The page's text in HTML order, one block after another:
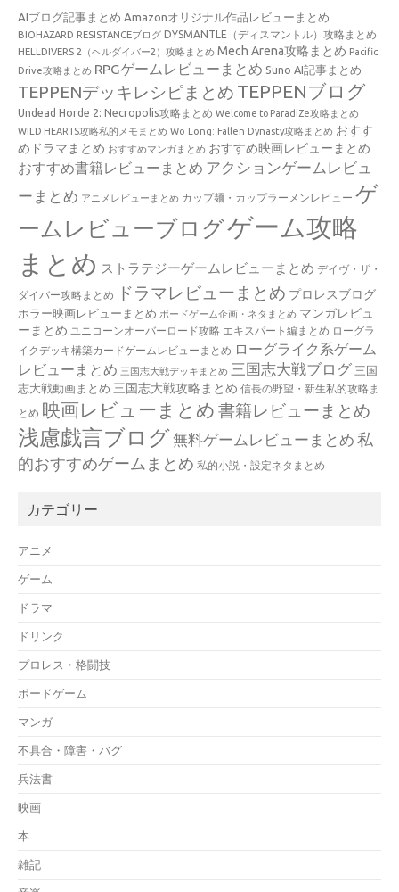
AIブログ記事まとめ Amazonオリジナル作品レビューまとめ
BIOHAZARD RESISTANCEブログ DYSMANTLE（ディスマントル）攻略まとめ
HELLDIVERS 2（ヘルダイバー2）攻略まとめ Mech Arena攻略まとめ Pacific
Drive攻略まとめ RPGゲームレビューまとめ Suno AI記事まとめ
TEPPENデッキレシピまとめ TEPPENブログ
Undead Horde 2: Necropolis攻略まとめ Welcome to ParadiZe攻略まとめ
WILD HEARTS攻略私的メモまとめ Wo Long: Fallen Dynasty攻略まとめ おすす
めドラマまとめ おすすめマンガまとめ おすすめ映画レビューまとめ
おすすめ書籍レビューまとめ アクションゲームレビュ
ーまとめ アニメレビューまとめ カップ麺・カップラーメンレビュー ゲ
ームレビューブログゲーム攻略
まとめ ストラテジーゲームレビューまとめ デイヴ・ザ・
ダイバー攻略まとめ ドラマレビューまとめ プロレスブログ
ホラー映画レビューまとめ ボードゲーム企画・ネタまとめ マンガレビュ
ーまとめ ユニコーンオーバーロード攻略 エキスパート編まとめ ローグラ
イクデッキ構築カードゲームレビューまとめ ローグライク系ゲーム
レビューまとめ 三国志大戦デッキまとめ 三国志大戦ブログ 三国
志大戦動画まとめ 三国志大戦攻略まとめ 信長の野望・新生私的攻略ま
とめ 映画レビューまとめ 書籍レビューまとめ
浅慮戯言ブログ無料ゲームレビューまとめ 私
的おすすめゲームまとめ 私的小説・設定ネタまとめ
カテゴリー
アニメ
ゲーム
ドラマ
ドリンク
プロレス・格闘技
ボードゲーム
マンガ
不具合・障害・バグ
兵法書
映画
本
雑記